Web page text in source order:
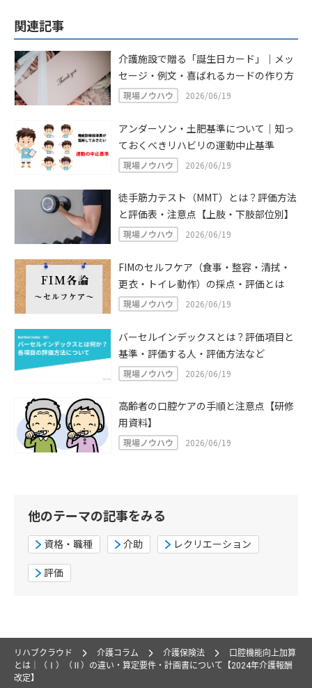
関連記事
介護施設で贈る「誕生日カード」｜メッ
セージ・例文・喜ばれるカードの作り方
現場ノウハウ 2026/06/19
アンダーソン・土肥基準について｜知っ
ておくべきリハビリの運動中止基準
現場ノウハウ 2026/06/19
徒手筋力テスト（MMT）とは？評価方法
と評価表・注意点【上肢・下肢部位別】
現場ノウハウ 2026/06/19
FIMのセルフケア（食事・整容・清拭・
更衣・トイレ動作）の採点・評価とは
現場ノウハウ 2026/06/19
バーセルインデックスとは？評価項目と
基準・評価する人・評価方法など
現場ノウハウ 2026/06/19
高齢者の口腔ケアの手順と注意点【研修
用資料】
現場ノウハウ 2026/06/19
他のテーマの記事をみる
資格・職種 介助 レクリエーション
評価
リハブクラウド 介護コラム 介護保険法
口腔機能向上加算
とは｜（Ⅰ）（Ⅱ）の違い・算定要件・計画書について【2024年介護報酬
改定】